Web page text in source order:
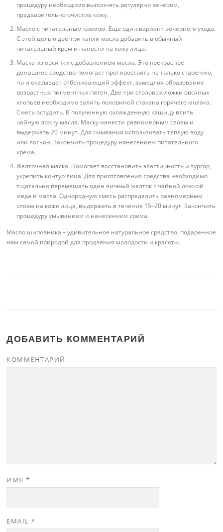
процедуру необходимо выполнять регулярно вечером,
предварительно очистив кожу.
Масло с питательным кремом. Еще один вариант вечернего ухода.
С этой целью две-три капли масла добавить в обычный
питательный крем и нанести на кожу лица.
Маска из овсянки с добавлением масла. Это прекрасное
домашнее средство помогает противостоять не только старению,
но и оказывает отбеливающий эффект, замедляя образование
возрастных пигментных пятен. Две-три столовых ложки овсяных
хлопьев необходимо залить половиной стакана горячего молока.
Смесь остудить. В полученную охлажденную кашицу влить
чайную ложку масла. Маску нанести равномерным слоем и
выдержать 20 минут. Для смывания использовать теплую воду
или лосьон. Закончить процедуру нанесением питательного
крема.
Желточная маска. Помогает восстановить эластичность и тургор,
укрепить контур лица. Для приготовления средства необходимо
тщательно перемешать один яичный желток с чайной ложкой
меда и масла. Однородную смесь распределить равномерным
слоем на коже лица, выдержать в течение 15–20 минут. Закончить
процедуру умыванием и нанесением крема.
Масло шиповника – удивительное натуральное средство, подаренное
нам самой природой для продления молодости и красоты.
ДОБАВИТЬ КОММЕНТАРИЙ
КОММЕНТАРИЙ
ИМЯ*
EMAIL*